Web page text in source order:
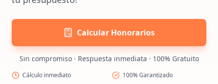
Calcular Honorarios
Sin compromiso · Respuesta inmediata · 100% Gratuito
Cálculo inmediato
100% Garantizado